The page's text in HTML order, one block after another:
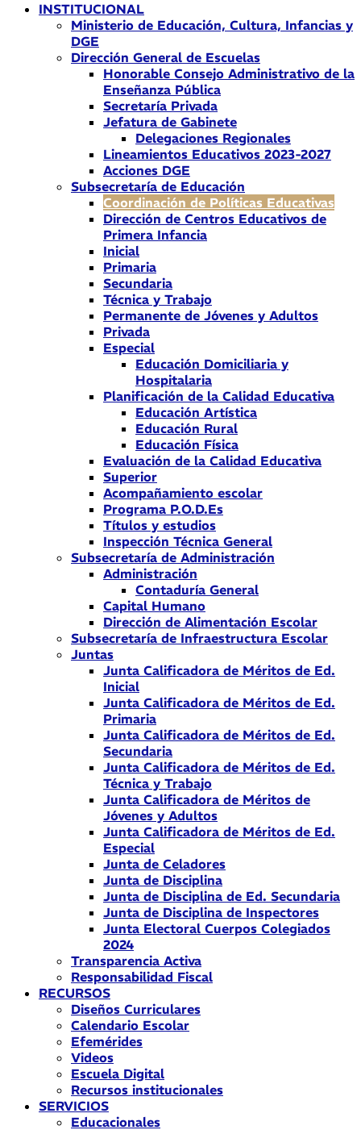
INSTITUCIONAL
Ministerio de Educación, Cultura, Infancias y
DGE
Dirección General de Escuelas
Honorable Consejo Administrativo de la
Enseñanza Pública
Secretaría Privada
Jefatura de Gabinete
Delegaciones Regionales
Lineamientos Educativos 2023-2027
Acciones DGE
Subsecretaría de Educación
Coordinación de Políticas Educativas
Dirección de Centros Educativos de
Primera Infancia
Inicial
Primaria
Secundaria
Técnica y Trabajo
Permanente de Jóvenes y Adultos
Privada
Especial
Educación Domiciliaria y
Hospitalaria
Planificación de la Calidad Educativa
Educación Artística
Educación Rural
Educación Física
Evaluación de la Calidad Educativa
Superior
Acompañamiento escolar
Programa P.O.D.Es
Títulos y estudios
Inspección Técnica General
Subsecretaría de Administración
Administración
Contaduría General
Capital Humano
Dirección de Alimentación Escolar
Subsecretaría de Infraestructura Escolar
Juntas
Junta Calificadora de Méritos de Ed.
Inicial
Junta Calificadora de Méritos de Ed.
Primaria
Junta Calificadora de Méritos de Ed.
Secundaria
Junta Calificadora de Méritos de Ed.
Técnica y Trabajo
Junta Calificadora de Méritos de
Jóvenes y Adultos
Junta Calificadora de Méritos de Ed.
Especial
Junta de Celadores
Junta de Disciplina
Junta de Disciplina de Ed. Secundaria
Junta de Disciplina de Inspectores
Junta Electoral Cuerpos Colegiados
2024
Transparencia Activa
Responsabilidad Fiscal
RECURSOS
Diseños Curriculares
Calendario Escolar
Efemérides
Videos
Escuela Digital
Recursos institucionales
SERVICIOS
Educacionales